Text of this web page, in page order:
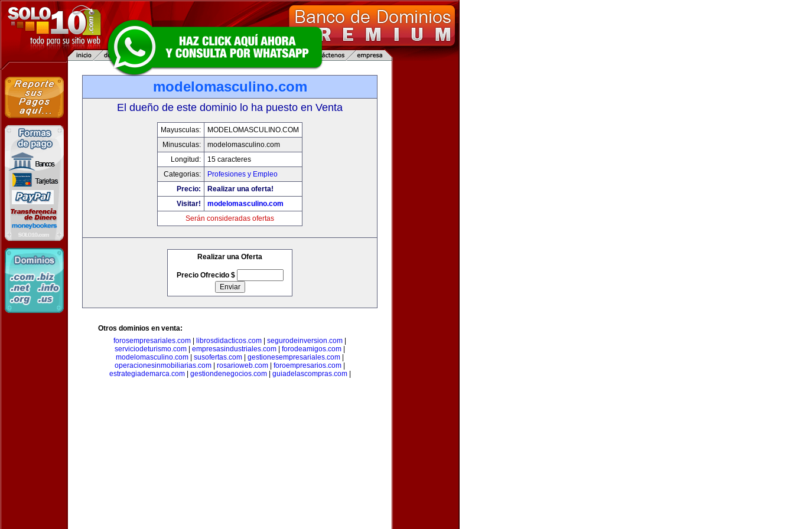
modelomasculino.com
El dueño de este dominio lo ha puesto en Venta
Mayusculas:
MODELOMASCULINO.COM
Minusculas:
modelomasculino.com
Longitud:
15 caracteres
Categorias:
Profesiones y Empleo
Precio:
Realizar una oferta!
Visitar!
modelomasculino.com
Serán consideradas ofertas
Realizar una Oferta
Precio Ofrecido $
Otros dominios en venta:
forosempresariales.com
librosdidacticos.com segurodeinversion.com
serviciodeturismo.com
empresasindustriales.com forodeamigos.com
modelomasculino.com
susofertas.com gestionesempresariales.com
operacionesinmobiliarias.com
rosarioweb.com foroempresarios.com
estrategiademarca.com| gestiondenegocios.com| guiadelascompras.com|